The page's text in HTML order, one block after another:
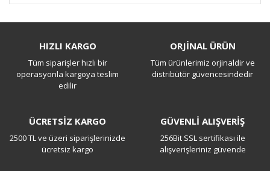
Yorum Yaz
HIZLI KARGO
Tüm siparişler hızlı bir
operasyonla kargoya teslim
edilir
ORJİNAL ÜRÜN
Tüm ürünlerimiz orjinaldir ve
distribütör güvencesindedir
ÜCRETSİZ KARGO
2500 TL ve üzeri siparişlerinizde
ücretsiz kargo
GÜVENLİ ALIŞVERİŞ
256Bit SSL sertifikası ile
alışverişleriniz güvende